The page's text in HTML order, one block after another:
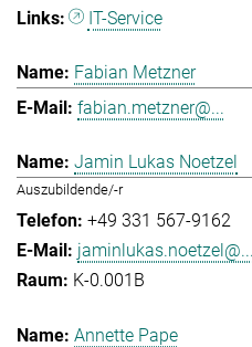
IT-Service
Fabian Metzner
fabian.metzner@...
Jamin Lukas Noetzel
Auszubildende/-r
+49 331 567-9162
jaminlukas.noetzel@...
K-0.001B
Annette Pape